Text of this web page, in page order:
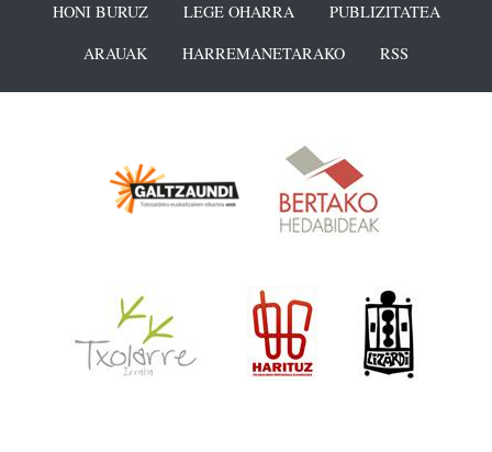
HONI BURUZ LEGE OHARRA
PUBLIZITATEA
ARAUAK
HARREMANETARAKO RSS